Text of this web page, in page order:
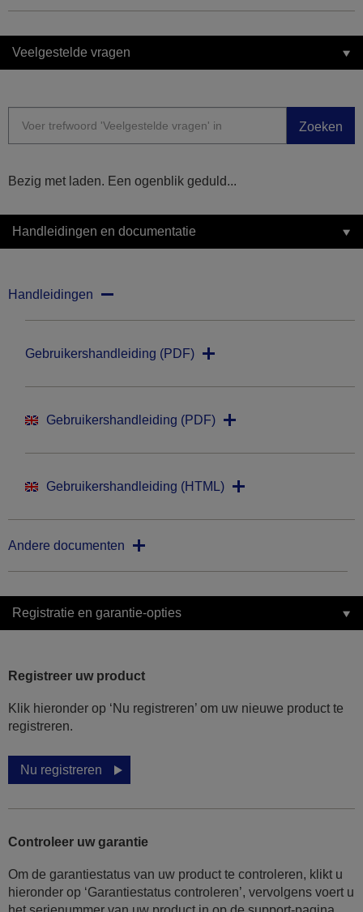
Veelgestelde vragen
Zoeken
Bezig met laden. Een ogenblik geduld...
Handleidingen en documentatie
Handleidingen
Gebruikershandleiding (PDF)
Gebruikershandleiding (PDF)
Gebruikershandleiding (HTML)
Andere documenten
Registratie en garantie-opties
Registreer uw product
Klik hieronder op ‘Nu registreren’ om uw nieuwe product te
registreren.
Nu registreren
Controleer uw garantie
Om de garantiestatus van uw product te controleren, klikt u
hieronder op ‘Garantiestatus controleren’, vervolgens voert u